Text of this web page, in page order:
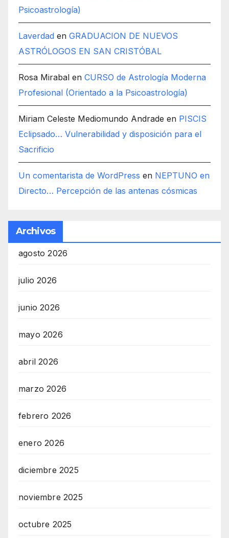
Psicoastrología)
Laverdad en GRADUACION DE NUEVOS
ASTRÓLOGOS EN SAN CRISTÓBAL
Rosa Mirabal en CURSO de Astrología Moderna
Profesional (Orientado a la Psicoastrología)
Miriam Celeste Mediomundo Andrade en PISCIS
Eclipsado… Vulnerabilidad y disposición para el
Sacrificio
Un comentarista de WordPress en NEPTUNO en
Directo… Percepción de las antenas cósmicas
Archivos
agosto 2026
julio 2026
junio 2026
mayo 2026
abril 2026
marzo 2026
febrero 2026
enero 2026
diciembre 2025
noviembre 2025
octubre 2025